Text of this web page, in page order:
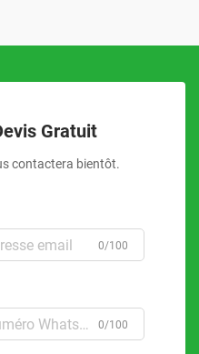
Gratuit
contactera bientôt.
0/100
0/100